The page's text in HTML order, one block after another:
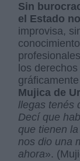
Sin
el Estado
improvisa,
los
Mujica de
llegas tenés
Decí que
que tienen
nos dio una
ahora».